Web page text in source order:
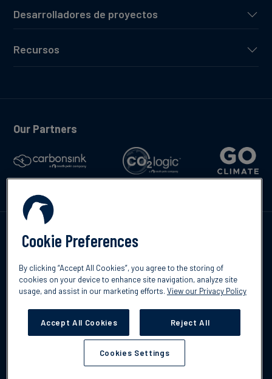
Desarrolladores de proyectos
Recursos
Our Partners
responsabilidad
Cookie Preferences
By clicking “Accept All Cookies”, you agree to the storing of
cookies on your device to enhance site navigation, analyze site
usage, and assist in our marketing efforts. View our Privacy Policy
Accept All Cookies Reject All
Cookies Settings